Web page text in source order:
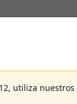
utiliza nuestros